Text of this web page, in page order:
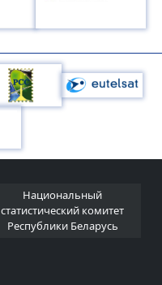
Национальный
статистический комитет
Республики Беларусь